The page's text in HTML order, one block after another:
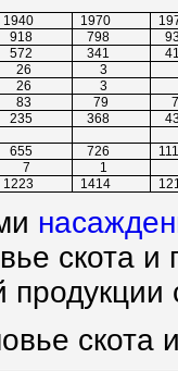
1940 1970
918 798
572 341
26 3
26 3
83 79
235 368
655 726
7 1
1223 1414
скота
скота